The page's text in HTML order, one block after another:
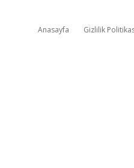
Anasayfa Gizlilik